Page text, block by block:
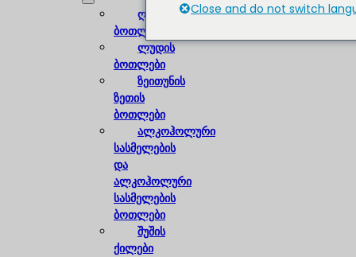
ღვინის
ბოთლები
ლუდის
ბოთლები
ზეითუნის
ზეთის
ბოთლები
ალკოჰოლური
სასმელების
და
ალკოჰოლური
სასმელების
ბოთლები
შუშის
ქილები
Close and do not switch